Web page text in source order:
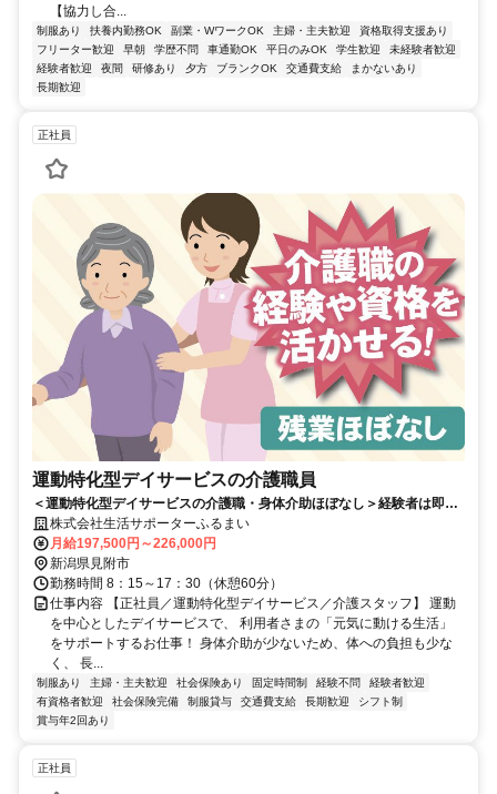
【協力し合...
制服あり 扶養内勤務OK 副業・WワークOK 主婦・主夫歓迎
資格取得支援あり
フリーター歓迎
早朝 学歴不問 車通勤OK 平日のみOK 学生歓迎
未経験者歓迎
経験者歓迎
夜間 研修あり 夕方 ブランクOK 交通費支給
まかないあり
長期歓迎
正社員
運動特化型デイサービスの介護職員
＜運動特化型デイサービスの介護職・身体介助ほぼなし＞経験者は即戦
力！資格・スキルを活かせる／土日休み
株式会社生活サポーターふるまい
月給197,500円～226,000円
新潟県見附市
勤務時間 8：15～17：30（休憩60分）
仕事内容 【正社員／運動特化型デイサービス／介護スタッフ】 運動
を中心としたデイサービスで、 利用者さまの「元気に動ける生活」
をサポートするお仕事！ 身体介助が少ないため、体への負担も少な
く、 長...
制服あり 主婦・主夫歓迎 社会保険あり 固定時間制 経験不問
経験者歓迎
有資格者歓迎
社会保険完備 制服貸与 交通費支給 長期歓迎
シフト制
賞与年2回あり
正社員